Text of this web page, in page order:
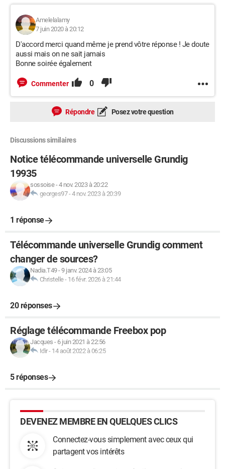
Amelelalamy
7 juin 2020 à 20:12
D'accord merci quand même je prend vôtre réponse ! Je doute
aussi mais on ne sait jamais
Bonne soirée également
Commenter 0
Répondre Posez votre question
Discussions similaires
Notice télécommande universelle Grundig
19935
sossoise-4 nov. 2023 à 20:22
georges97-4 nov. 2023 à 20:39
1 réponse
Télécommande universelle Grundig comment
changer de sources?
Nadia.T49-9 janv. 2024 à 23:05
Christelle- 16 févr. 2026 à 21:44
20 réponses
Réglage télécommande Freebox pop
Jacques - 6 juin 2021 à 22:56
Idir- 14 août 2022 à 06:25
5 réponses
DEVENEZ MEMBRE EN QUELQUES CLICS
Connectez-vous simplement avec ceux qui
partagent vos intérêts